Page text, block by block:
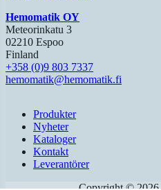
Hemomatik OY
Meteorinkatu 3
02210 Espoo
Finland
+358 (0)9 803 7337
hemomatik@hemomatik.fi
Produkter
Nyheter
Kataloger
Kontakt
Leverantörer
Copyright ©2026